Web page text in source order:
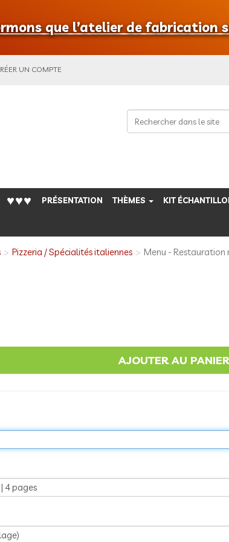
que l’atelier de fabrication
UN COMPTE
♥♥♥ PRÉSENTATION THÈMES KIT
Pizzeria / Spécialités italiennes Menu - Restauration